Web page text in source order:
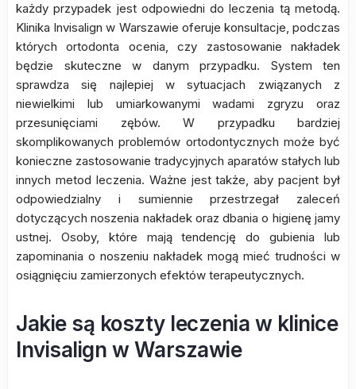
każdy przypadek jest odpowiedni do leczenia tą metodą.
Klinika Invisalign w Warszawie oferuje konsultacje, podczas
których ortodonta ocenia, czy zastosowanie nakładek
będzie skuteczne w danym przypadku. System ten
sprawdza się najlepiej w sytuacjach związanych z
niewielkimi lub umiarkowanymi wadami zgryzu oraz
przesunięciami zębów. W przypadku bardziej
skomplikowanych problemów ortodontycznych może być
konieczne zastosowanie tradycyjnych aparatów stałych lub
innych metod leczenia. Ważne jest także, aby pacjent był
odpowiedzialny i sumiennie przestrzegał zaleceń
dotyczących noszenia nakładek oraz dbania o higienę jamy
ustnej. Osoby, które mają tendencję do gubienia lub
zapominania o noszeniu nakładek mogą mieć trudności w
osiągnięciu zamierzonych efektów terapeutycznych.
Jakie są koszty leczenia w klinice
Invisalign w Warszawie